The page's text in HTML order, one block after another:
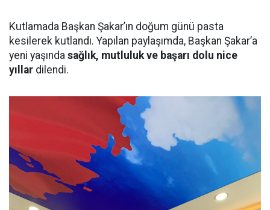
Kutlamada Başkan Şakar’ın doğum günü pasta
kesilerek kutlandı. Yapılan paylaşımda, Başkan Şakar’a
yeni yaşında sağlık, mutluluk ve başarı dolu nice
yıllar dilendi.